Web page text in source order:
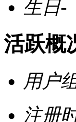
生日-
活跃概
用户
注册